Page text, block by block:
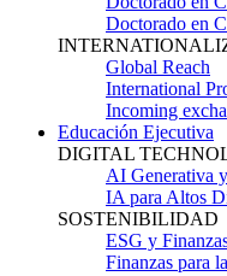
Doctorado en
Global Reach
International
Incoming
Educación Ejecutiva
DIGITAL
AI Generativa
IA para Altos
SOSTENIBILIDAD
ESG y
Finanzas para